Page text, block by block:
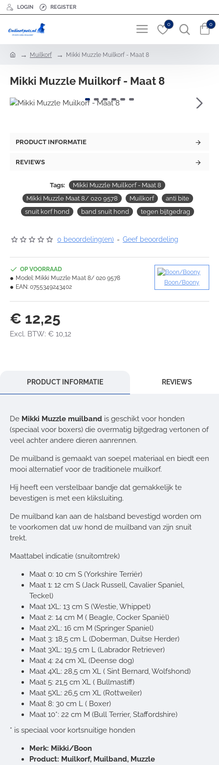
LOGIN REGISTER
0 0
e
Muilkorf Mikki Muzzle Muilkorf - Maat 8
Mikki Muzzle Muilkorf - Maat 8
PRODUCT INFORMATIE
REVIEWS
Tags:
Mikki Muzzle Muilkorf - Maat 8
Mikki Muzzle Maat 8/ 020 9578
Muilkorf
anti bite
snuit korf hond
band snuit hond tegen bijtgedrag
0 beoordeling(en) - Geef beoordeling
€ 12,25
Excl. BTW: € 10,12
OP VOORRAAD
Model: Mikki Muzzle Maat 8/ 020 9578
EAN: 0755349243402
Boon/Boony
PRODUCT INFORMATIE REVIEWS
De Mikki Muzzle muilband is geschikt voor honden
(speciaal voor boxers) die overmatig bijtgedrag vertonen of
veel achter andere dieren aanrennen.
De muilband is gemaakt van soepel materiaal en biedt een
mooi alternatief voor de traditionele muilkorf.
Hij heeft een verstelbaar bandje dat gemakkelijk te
bevestigen is met een kliksluiting.
De muilband kan aan de halsband bevestigd worden om
te voorkomen dat uw hond de muilband van zijn snuit
trekt.
Maattabel indicatie (snuitomtrek)
Maat 0: 10 cm S (Yorkshire Terriër)
Maat 1: 12 cm S (Jack Russell, Cavalier Spaniel,
Teckel)
Maat 1XL: 13 cm S (Westie, Whippet)
Maat 2: 14 cm M ( Beagle, Cocker Spaniël)
Maat 2XL: 16 cm M (Springer Spaniel)
Maat 3: 18,5 cm L (Doberman, Duitse Herder)
Maat 3XL: 19,5 cm L (Labrador Retriever)
Maat 4: 24 cm XL (Deense dog)
Maat 4XL: 28,5 cm XL ( Sint Bernard, Wolfshond)
Maat 5: 21,5 cm XL ( Bullmastiff)
Maat 5XL: 26,5 cm XL (Rottweiler)
Maat 8: 30 cm L ( Boxer)
Maat 10*: 22 cm M (Bull Terrier, Staffordshire)
* is speciaal voor kortsnuitige honden
Merk: Mikki/Boon
Product: Muilkorf, Muilband, Muzzle